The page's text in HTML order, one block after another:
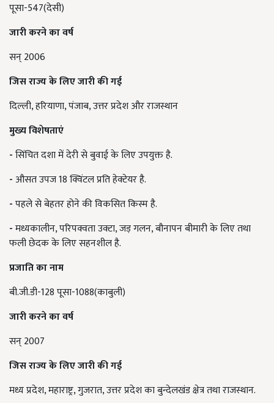
पूसा-547(देसी)
जारी करने का वर्ष
सन् 2006
जिस राज्य के लिए जारी की गई
दिल्ली, हरियाणा, पंजाब, उत्तर प्रदेश और राजस्थान
मुख्य विशेषताएं
-सिंचित दशा में देरी से बुवाई के लिए उपयुक्त है.
- औसत उपज 18 क्विंटल प्रति हेक्टेयर है.
-पहले से बेहतर होने की विकसित किस्म है.
-मध्यकालीन, परिपक्वता उक्टा, जड़ गलन, बौनापन बीमारी के लिए तथा
फली छेदक के लिए सहनशील है.
प्रजाति का नाम
बी.जी.डी-128 पूसा-1088(काबुली)
जारी करने का वर्ष
सन् 2007
जिस राज्य के लिए जारी की गई
मध्य प्रदेश, महाराष्ट्र, गुजरात, उत्तर प्रदेश का बुन्देलखंड क्षेत्र तथा राजस्थान.